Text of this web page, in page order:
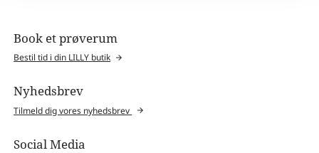
Book et prøverum
Bestil tid i din LILLY butik
Nyhedsbrev
Tilmeld dig vores nyhedsbrev
Social Media